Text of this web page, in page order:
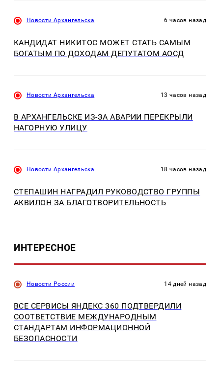
Новости Архангельска 6 часов назад
КАНДИДАТ НИКИТОС МОЖЕТ СТАТЬ САМЫМ
БОГАТЫМ ПО ДОХОДАМ ДЕПУТАТОМ АОСД
Новости Архангельска 13 часов назад
В АРХАНГЕЛЬСКЕ ИЗ-ЗА АВАРИИ ПЕРЕКРЫЛИ
НАГОРНУЮ УЛИЦУ
Новости Архангельска 18 часов назад
СТЕПАШИН НАГРАДИЛ РУКОВОДСТВО ГРУППЫ
АКВИЛОН ЗА БЛАГОТВОРИТЕЛЬНОСТЬ
ИНТЕРЕСНОЕ
Новости России 14 дней назад
ВСЕ СЕРВИСЫ ЯНДЕКС 360 ПОДТВЕРДИЛИ
СООТВЕТСТВИЕ МЕЖДУНАРОДНЫМ
СТАНДАРТАМ ИНФОРМАЦИОННОЙ
БЕЗОПАСНОСТИ